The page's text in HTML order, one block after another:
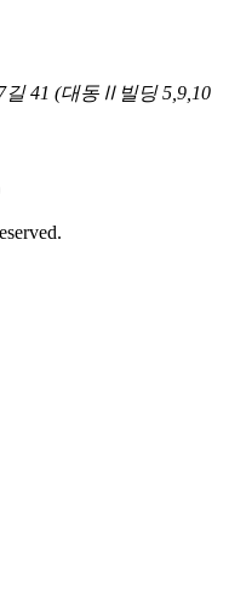
41 (대동Ⅱ빌딩 5,9,10